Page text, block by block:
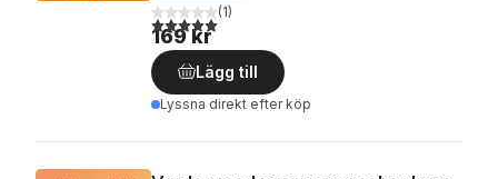
5,0utav 5 stjärnor. Totalt antal röster:
(1)
169 kr
Lägg till
Lyssna direkt efter köp